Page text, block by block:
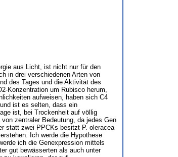
aus Licht, ist nicht nur für den
in drei verschiedenen Arten von
des Tages und die Aktivität des
Konzentration um Rubisco herum,
aufweisen, haben sich C4
ist es selten, dass ein
ist, bei Trockenheit auf völlig
zentraler Bedeutung, da jedes Gen
statt zwei PPCKs besitzt P. oleracea
Ich werde die Hypothese
ich die Genexpression mittels
gut bewässerten als auch unter